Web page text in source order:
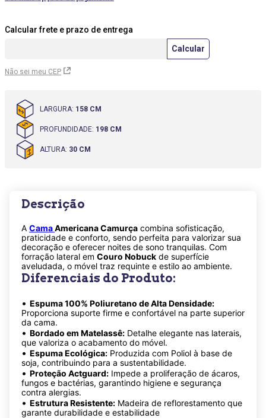
Não sei meu CEP
LARGURA: 158 CM
PROFUNDIDADE: 198 CM
ALTURA: 30 CM
Descrição
A CamaAmericana Camurça combina sofisticação,
praticidade e conforto, sendo perfeita para valorizar sua
decoração e oferecer noites de sono tranquilas. Com
forração lateral em Couro Nobuck de superfície
aveludada, o móvel traz requinte e estilo ao ambiente.
Diferenciais do Produto:
• Espuma 100% Poliuretano de Alta Densidade:
Proporciona suporte firme e confortável na parte superior
da cama.
• Bordado em Matelassê: Detalhe elegante nas laterais,
que valoriza o acabamento do móvel.
• Espuma Ecológica: Produzida com Poliol à base de
soja, contribuindo para a sustentabilidade.
• Proteção Actguard: Impede a proliferação de ácaros,
fungos e bactérias, garantindo higiene e segurança
contra alergias.
• Estrutura Resistente: Madeira de reflorestamento que
garante durabilidade e estabilidade